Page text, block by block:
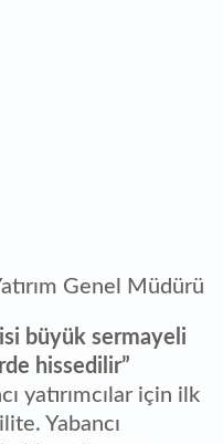
Genel Müdürü
büyük sermayeli
hissedilir”
yatırımcılar için ilk
Yabancı